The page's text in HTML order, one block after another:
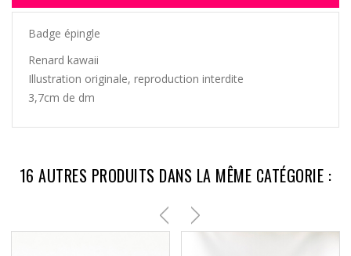
Badge épingle
Renard kawaii
Illustration originale, reproduction interdite
3,7cm de dm
16 AUTRES PRODUITS DANS LA MÊME CATÉGORIE :